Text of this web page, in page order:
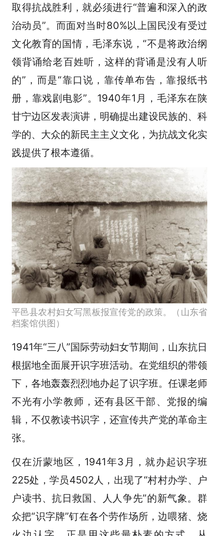
取得抗战胜利，就必须进行“普遍和深入的政
治动员”。而面对当时80%以上国民没有受过
文化教育的国情，毛泽东说，“不是将政治纲
领背诵给老百姓听，这样的背诵是没有人听
的”，而是“靠口说，靠传单布告，靠报纸书
册，靠戏剧电影”。1940年1月，毛泽东在陕
甘宁边区发表演讲，明确提出建设民族的、科
学的、大众的新民主主义文化，为抗战文化实
践提供了根本遵循。
平邑县农村妇女写黑板报宣传党的政策。（山东省
档案馆供图）
1941年“三八”国际劳动妇女节期间，山东抗日
根据地全面展开识字班活动。在党组织的带领
下，各地轰轰烈烈地办起了识字班。任课老师
不光有小学教师，还有县区干部、党报的编
辑，不仅教读书识字，还宣传共产党的革命主
张。
仅在沂蒙地区，1941年3月，就办起识字班
225处，学员4502人，出现了“村村办学、户
户读书、抗日救国、人人争先”的新气象。群
众把“识字牌”钉在各个劳作场所，边喂猪、烧